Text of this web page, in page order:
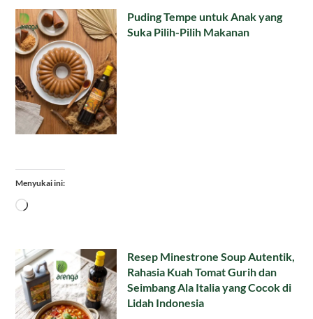
Puding Tempe untuk Anak yang
Suka Pilih-Pilih Makanan
Menyukai ini:
Memuat...
Resep Minestrone Soup Autentik,
Rahasia Kuah Tomat Gurih dan
Seimbang Ala Italia yang Cocok di
Lidah Indonesia